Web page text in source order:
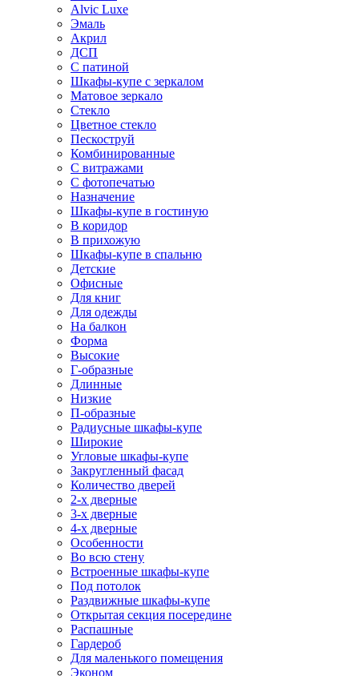
Alvic Luxe
Эмаль
Акрил
ДСП
С патиной
Шкафы-купе с зеркалом
Матовое зеркало
Стекло
Цветное стекло
Пескоструй
Комбинированные
С витражами
С фотопечатью
Назначение
Шкафы-купе в гостиную
В коридор
В прихожую
Шкафы-купе в спальню
Детские
Офисные
Для книг
Для одежды
На балкон
Форма
Высокие
Г-образные
Длинные
Низкие
П-образные
Радиусные шкафы-купе
Широкие
Угловые шкафы-купе
Закругленный фасад
Количество дверей
2-х дверные
3-х дверные
4-х дверные
Особенности
Во всю стену
Встроенные шкафы-купе
Под потолок
Раздвижные шкафы-купе
Открытая секция посередине
Распашные
Гардероб
Для маленького помещения
Эконом